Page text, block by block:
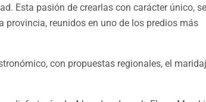
Esta pasión de crearlas con carácter único, se
reunidos en uno de los predios más
con propuestas regionales, el